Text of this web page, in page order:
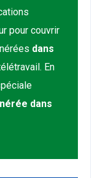
pour couvrir
dans
En
dans